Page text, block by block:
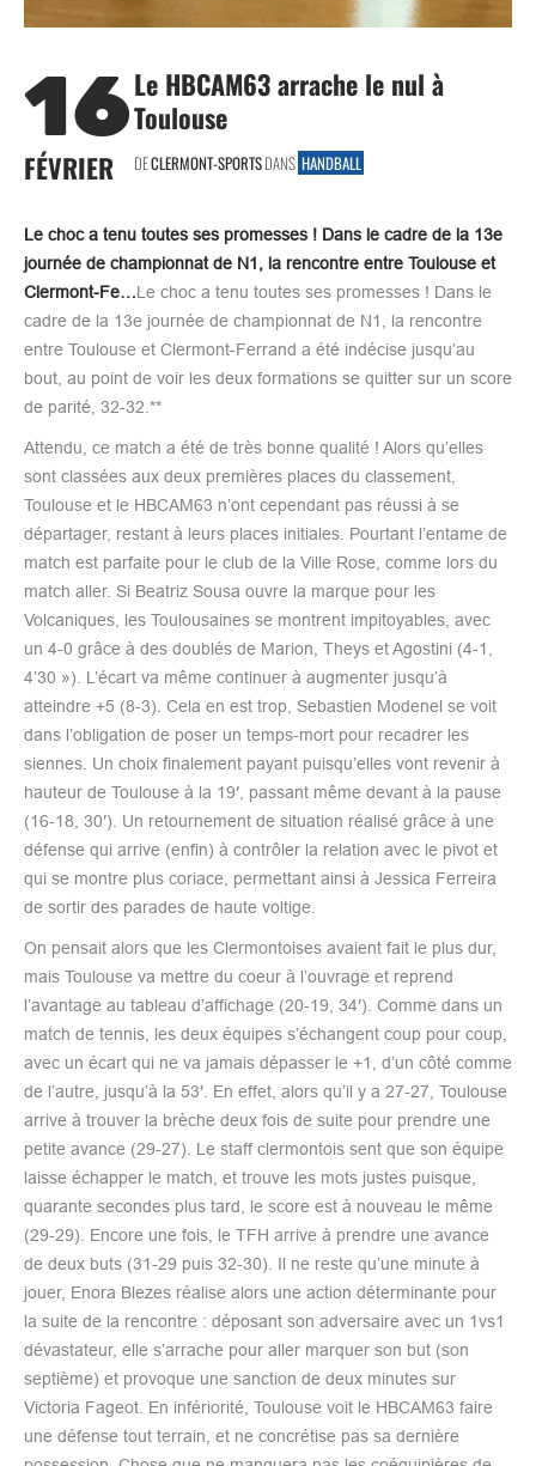
16
FÉVRIER
Le HBCAM63 arrache le nul à
Toulouse
DECLERMONT-SPORTSDANS HANDBALL
Le choc a tenu toutes ses promesses ! Dans le cadre de la 13e
journée de championnat de N1, la rencontre entre Toulouse et
Clermont-Fe…Le choc a tenu toutes ses promesses ! Dans le
cadre de la 13e journée de championnat de N1, la rencontre
entre Toulouse et Clermont-Ferrand a été indécise jusqu’au
bout, au point de voir les deux formations se quitter sur un score
de parité, 32-32.**
Attendu, ce match a été de très bonne qualité ! Alors qu’elles
sont classées aux deux premières places du classement,
Toulouse et le HBCAM63 n’ont cependant pas réussi à se
départager, restant à leurs places initiales. Pourtant l’entame de
match est parfaite pour le club de la Ville Rose, comme lors du
match aller. Si Beatriz Sousa ouvre la marque pour les
Volcaniques, les Toulousaines se montrent impitoyables, avec
un 4-0 grâce à des doublés de Marion, Theys et Agostini (4-1,
4’30 »). L’écart va même continuer à augmenter jusqu’à
atteindre +5 (8-3). Cela en est trop, Sebastien Modenel se voit
dans l’obligation de poser un temps-mort pour recadrer les
siennes. Un choix finalement payant puisqu’elles vont revenir à
hauteur de Toulouse à la 19′, passant même devant à la pause
(16-18, 30′). Un retournement de situation réalisé grâce à une
défense qui arrive (enfin) à contrôler la relation avec le pivot et
qui se montre plus coriace, permettant ainsi à Jessica Ferreira
de sortir des parades de haute voltige.
On pensait alors que les Clermontoises avaient fait le plus dur,
mais Toulouse va mettre du coeur à l’ouvrage et reprend
l’avantage au tableau d’affichage (20-19, 34′). Comme dans un
match de tennis, les deux équipes s’échangent coup pour coup,
avec un écart qui ne va jamais dépasser le +1, d’un côté comme
de l’autre, jusqu’à la 53′. En effet, alors qu’il y a 27-27, Toulouse
arrive à trouver la brèche deux fois de suite pour prendre une
petite avance (29-27). Le staff clermontois sent que son équipe
laisse échapper le match, et trouve les mots justes puisque,
quarante secondes plus tard, le score est à nouveau le même
(29-29). Encore une fois, le TFH arrive à prendre une avance
de deux buts (31-29 puis 32-30). Il ne reste qu’une minute à
jouer, Enora Blezes réalise alors une action déterminante pour
la suite de la rencontre : déposant son adversaire avec un 1vs1
dévastateur, elle s’arrache pour aller marquer son but (son
septième) et provoque une sanction de deux minutes sur
Victoria Fageot. En infériorité, Toulouse voit le HBCAM63 faire
une défense tout terrain, et ne concrétise pas sa dernière